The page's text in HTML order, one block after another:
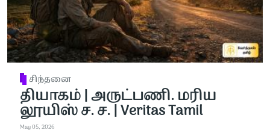
சிந்தனை
தியாகம் | அருட்பணி. மரிய
லூயிஸ் ச. ச. | Veritas Tamil
May 05, 2026